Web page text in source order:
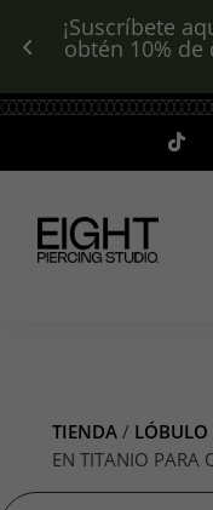
aquí a
10% de descuento
TIENDA / LÓBULO
EN TITANIO PARA